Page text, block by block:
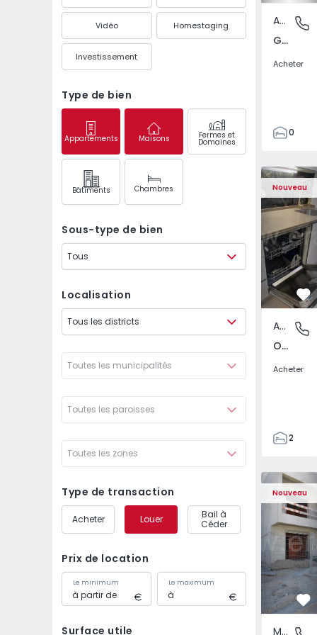
Vidéo Homestaging
Investissement
Type de bien
Appartements Maisons Fermes et
Domaines
Bâtiments Chambres
Sous-type de bien
Tous
Localisation
Tous les districts
Toutes les municipalités
Toutes les paroisses
Toutes les zones
Type de transaction
Acheter Louer
Bail à
Céder
Prix de location
Le minimum Le maximum
Surface utile
Gandra,
Appartement
Gandra, Porto
Acheter
0
3
Nouveau
Appartement T2
Appartement
Odivelas, Lisboa
Acheter
2
70
82
1
2
Nouveau
Maison Jumelée T3
Maison
Maison Jumelée